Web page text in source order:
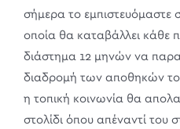
σήμερα το εμπιστευόμαστε
οποία θα καταβάλλει κάθε
διάστημα 12 μηνών να
διαδρομή των αποθηκών
η τοπική κοινωνία θα
στολίδι όπου απέναντί